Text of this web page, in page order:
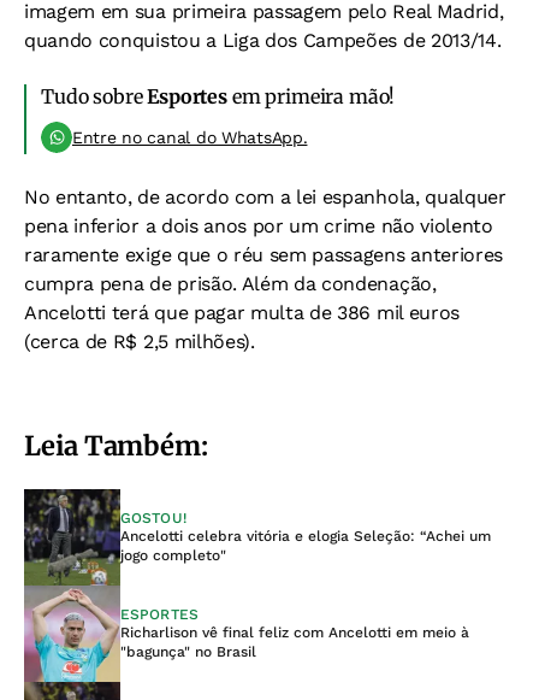
imagem em sua primeira passagem pelo Real Madrid,
quando conquistou a Liga dos Campeões de 2013/14.
Tudo sobreEsportesem primeira mão!
Entre no canal do WhatsApp.
No entanto, de acordo com a lei espanhola, qualquer
pena inferior a dois anos por um crime não violento
raramente exige que o réu sem passagens anteriores
cumpra pena de prisão. Além da condenação,
Ancelotti terá que pagar multa de 386 mil euros
(cerca de R$ 2,5 milhões).
Leia Também:
GOSTOU!
Ancelotti celebra vitória e elogia Seleção: “Achei um
jogo completo"
ESPORTES
Richarlison vê final feliz com Ancelotti em meio à
"bagunça" no Brasil